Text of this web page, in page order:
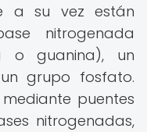
a su vez están
nitrogenada
o guanina), un
grupo fosfato.
puentes
nitrogenadas,